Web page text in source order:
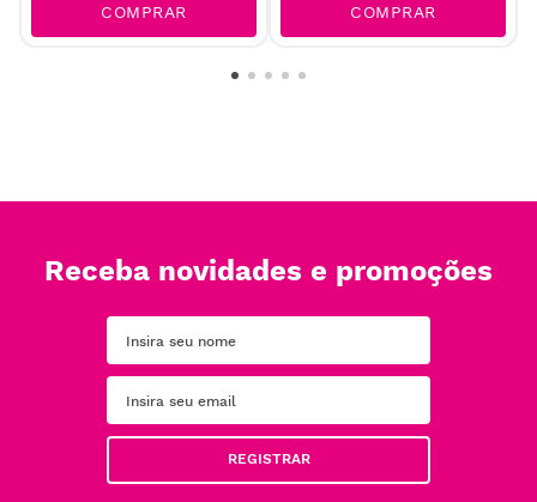
COMPRAR COMPRAR
Receba novidades e promoções
REGISTRAR